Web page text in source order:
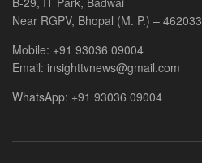
Near RGPV, Bhopal (M. P.) – 462033
Mobile: +91 93036 09004
Email: insighttvnews@gmail.com
WhatsApp: +91 93036 09004